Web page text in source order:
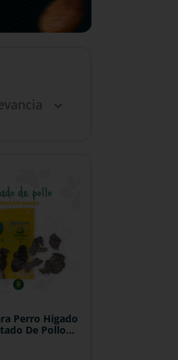
Perro Higado
De Pollo